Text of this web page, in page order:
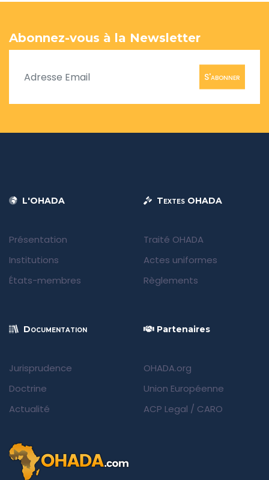
Abonnez-vous à la Newsletter
S'abonner
L'OHADA
Présentation
Institutions
États-membres
Textes OHADA
Traité OHADA
Actes uniformes
Règlements
Documentation
Jurisprudence
Doctrine
Actualité
Partenaires
OHADA.org
Union Européenne
ACP Legal / CARO